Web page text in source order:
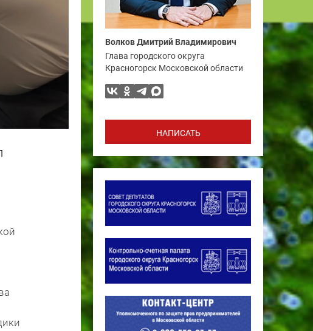
Волков Дмитрий Владимирович
Глава городского округа
Красногорск Московской области
НАПИСАТЬ